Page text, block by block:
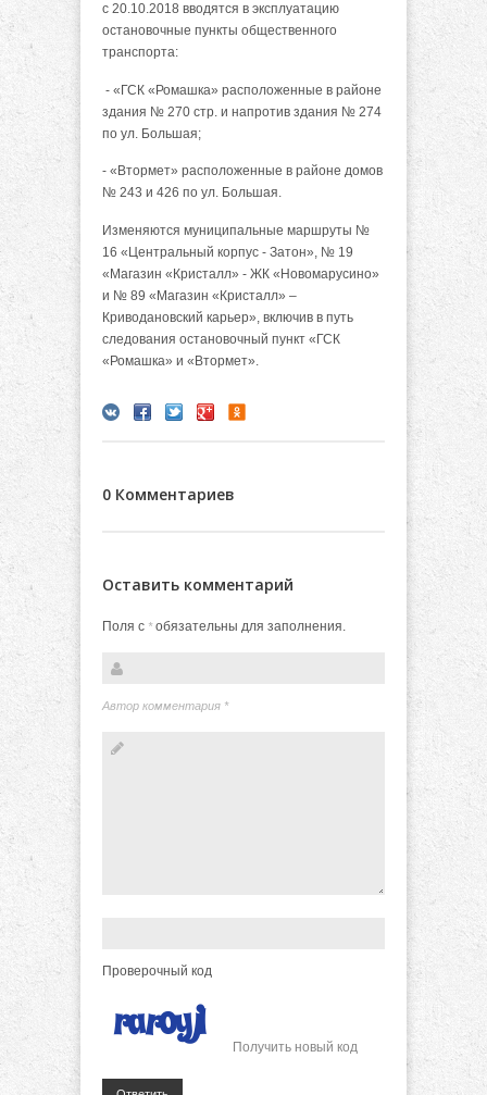
с 20.10.2018 вводятся в эксплуатацию
остановочные пункты общественного
транспорта:
- «ГСК «Ромашка» расположенные в районе
здания № 270 стр. и напротив здания № 274
по ул. Большая;
- «Втормет» расположенные в районе домов
№ 243 и 426 по ул. Большая.
Изменяются муниципальные маршруты №
16 «Центральный корпус - Затон», № 19
«Магазин «Кристалл» - ЖК «Новомарусино»
и № 89 «Магазин «Кристалл» –
Криводановский карьер», включив в путь
следования остановочный пункт «ГСК
«Ромашка» и «Втормет».
0 Комментариев
Оставить комментарий
Поля с *обязательны для заполнения.
Автор комментария *
Проверочный код
Получить новый код